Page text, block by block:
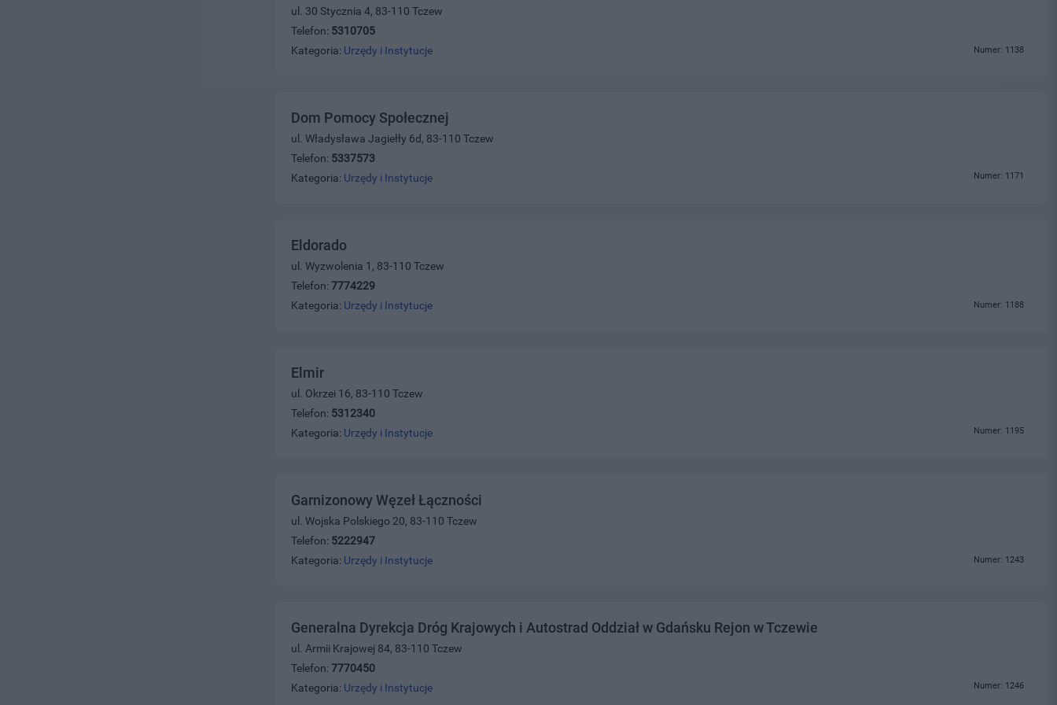
ul. 30 Stycznia 4, 83-110 Tczew
Telefon: 5310705
Kategoria: Urzędy i Instytucje Numer: 1138
Dom Pomocy Społecznej
ul. Władysława Jagiełły 6d, 83-110 Tczew
Telefon: 5337573
Kategoria: Urzędy i Instytucje Numer: 1171
Eldorado
ul. Wyzwolenia 1, 83-110 Tczew
Telefon: 7774229
Kategoria: Urzędy i Instytucje Numer: 1188
Elmir
ul. Okrzei 16, 83-110 Tczew
Telefon: 5312340
Kategoria: Urzędy i Instytucje Numer: 1195
Garnizonowy Węzeł Łączności
ul. Wojska Polskiego 20, 83-110 Tczew
Telefon: 5222947
Kategoria: Urzędy i Instytucje Numer: 1243
Generalna Dyrekcja Dróg Krajowych i Autostrad Oddział w Gdańsku Rejon w Tczewie
ul. Armii Krajowej 84, 83-110 Tczew
Telefon: 7770450
Kategoria: Urzędy i Instytucje Numer: 1246